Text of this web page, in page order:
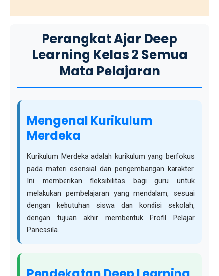
Perangkat Ajar Deep
Learning Kelas 2 Semua
Mata Pelajaran
Mengenal Kurikulum
Merdeka
Kurikulum Merdeka adalah kurikulum yang berfokus
pada materi esensial dan pengembangan karakter.
Ini memberikan fleksibilitas bagi guru untuk
melakukan pembelajaran yang mendalam, sesuai
dengan kebutuhan siswa dan kondisi sekolah,
dengan tujuan akhir membentuk Profil Pelajar
Pancasila.